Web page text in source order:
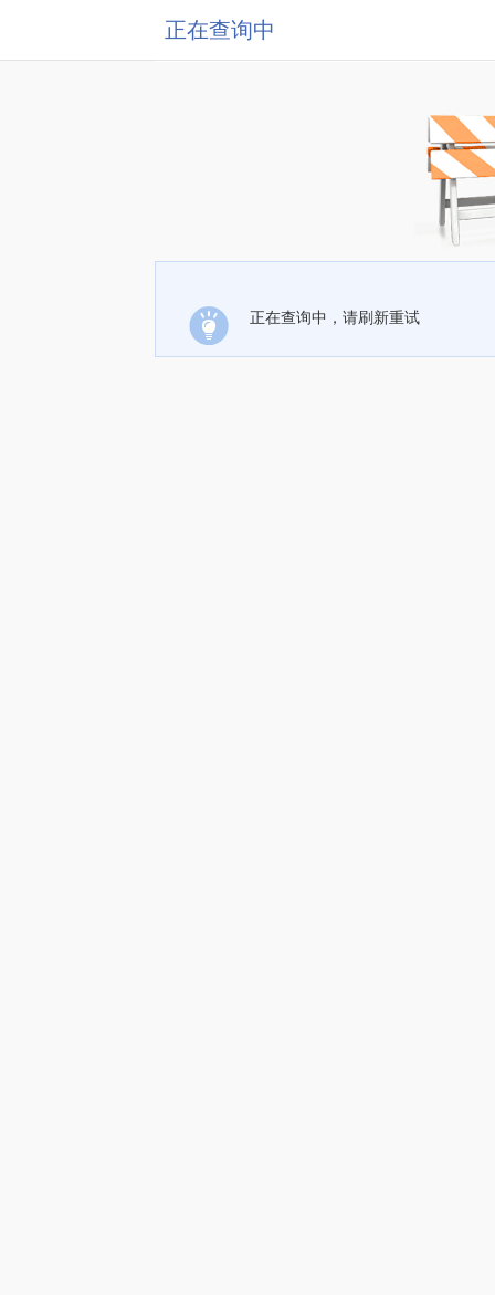
正在查询中
正在查询中，请刷新重试